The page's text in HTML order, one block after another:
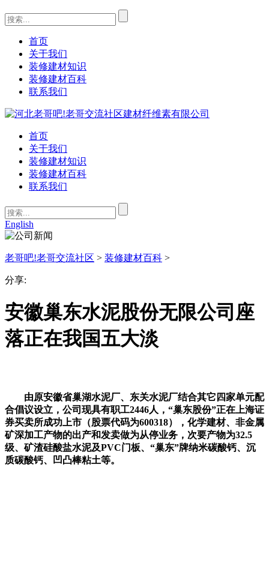
首页
关于我们
装修建材知识
装修建材百科
联系我们
首页
关于我们
装修建材知识
装修建材百科
联系我们
English
老哥吧!老哥交流社区 > 装修建材百科 >
分享:
安徽巢东水泥股份无限公司座
落正在我国五大淡
由原安徽省巢湖水泥厂、东关水泥厂结合其它四家单元配
合倡议设立，公司现具有职工2446人，“巢东股份”正在上海证
券买卖所成功上市（股票代码为600318），化学建材、非金属
矿深加工产物的出产和发卖做为从停业务，次要产物为32.5
级、矿渣硅酸盐水泥及PVC门板、“巢东”牌纳米碳酸钙、沉
质碳酸钙、凹凸棒粘土等。